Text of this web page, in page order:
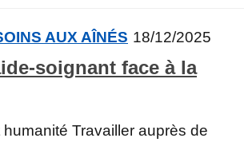
AUX AÎNÉS 18/12/2025
soignant face à la
Travailler auprès de